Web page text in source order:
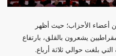
أعضاء الأحزاب؛ حيث أظهر
80% من الديمقراطيين يشعرون بالقلق، بارتفاع
بلغت حوالي ثلاثة أرباع.